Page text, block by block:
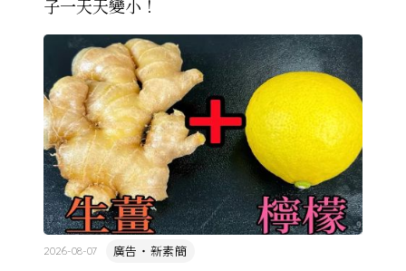
子一天天變小！
廣告・新素簡
2026-08-07